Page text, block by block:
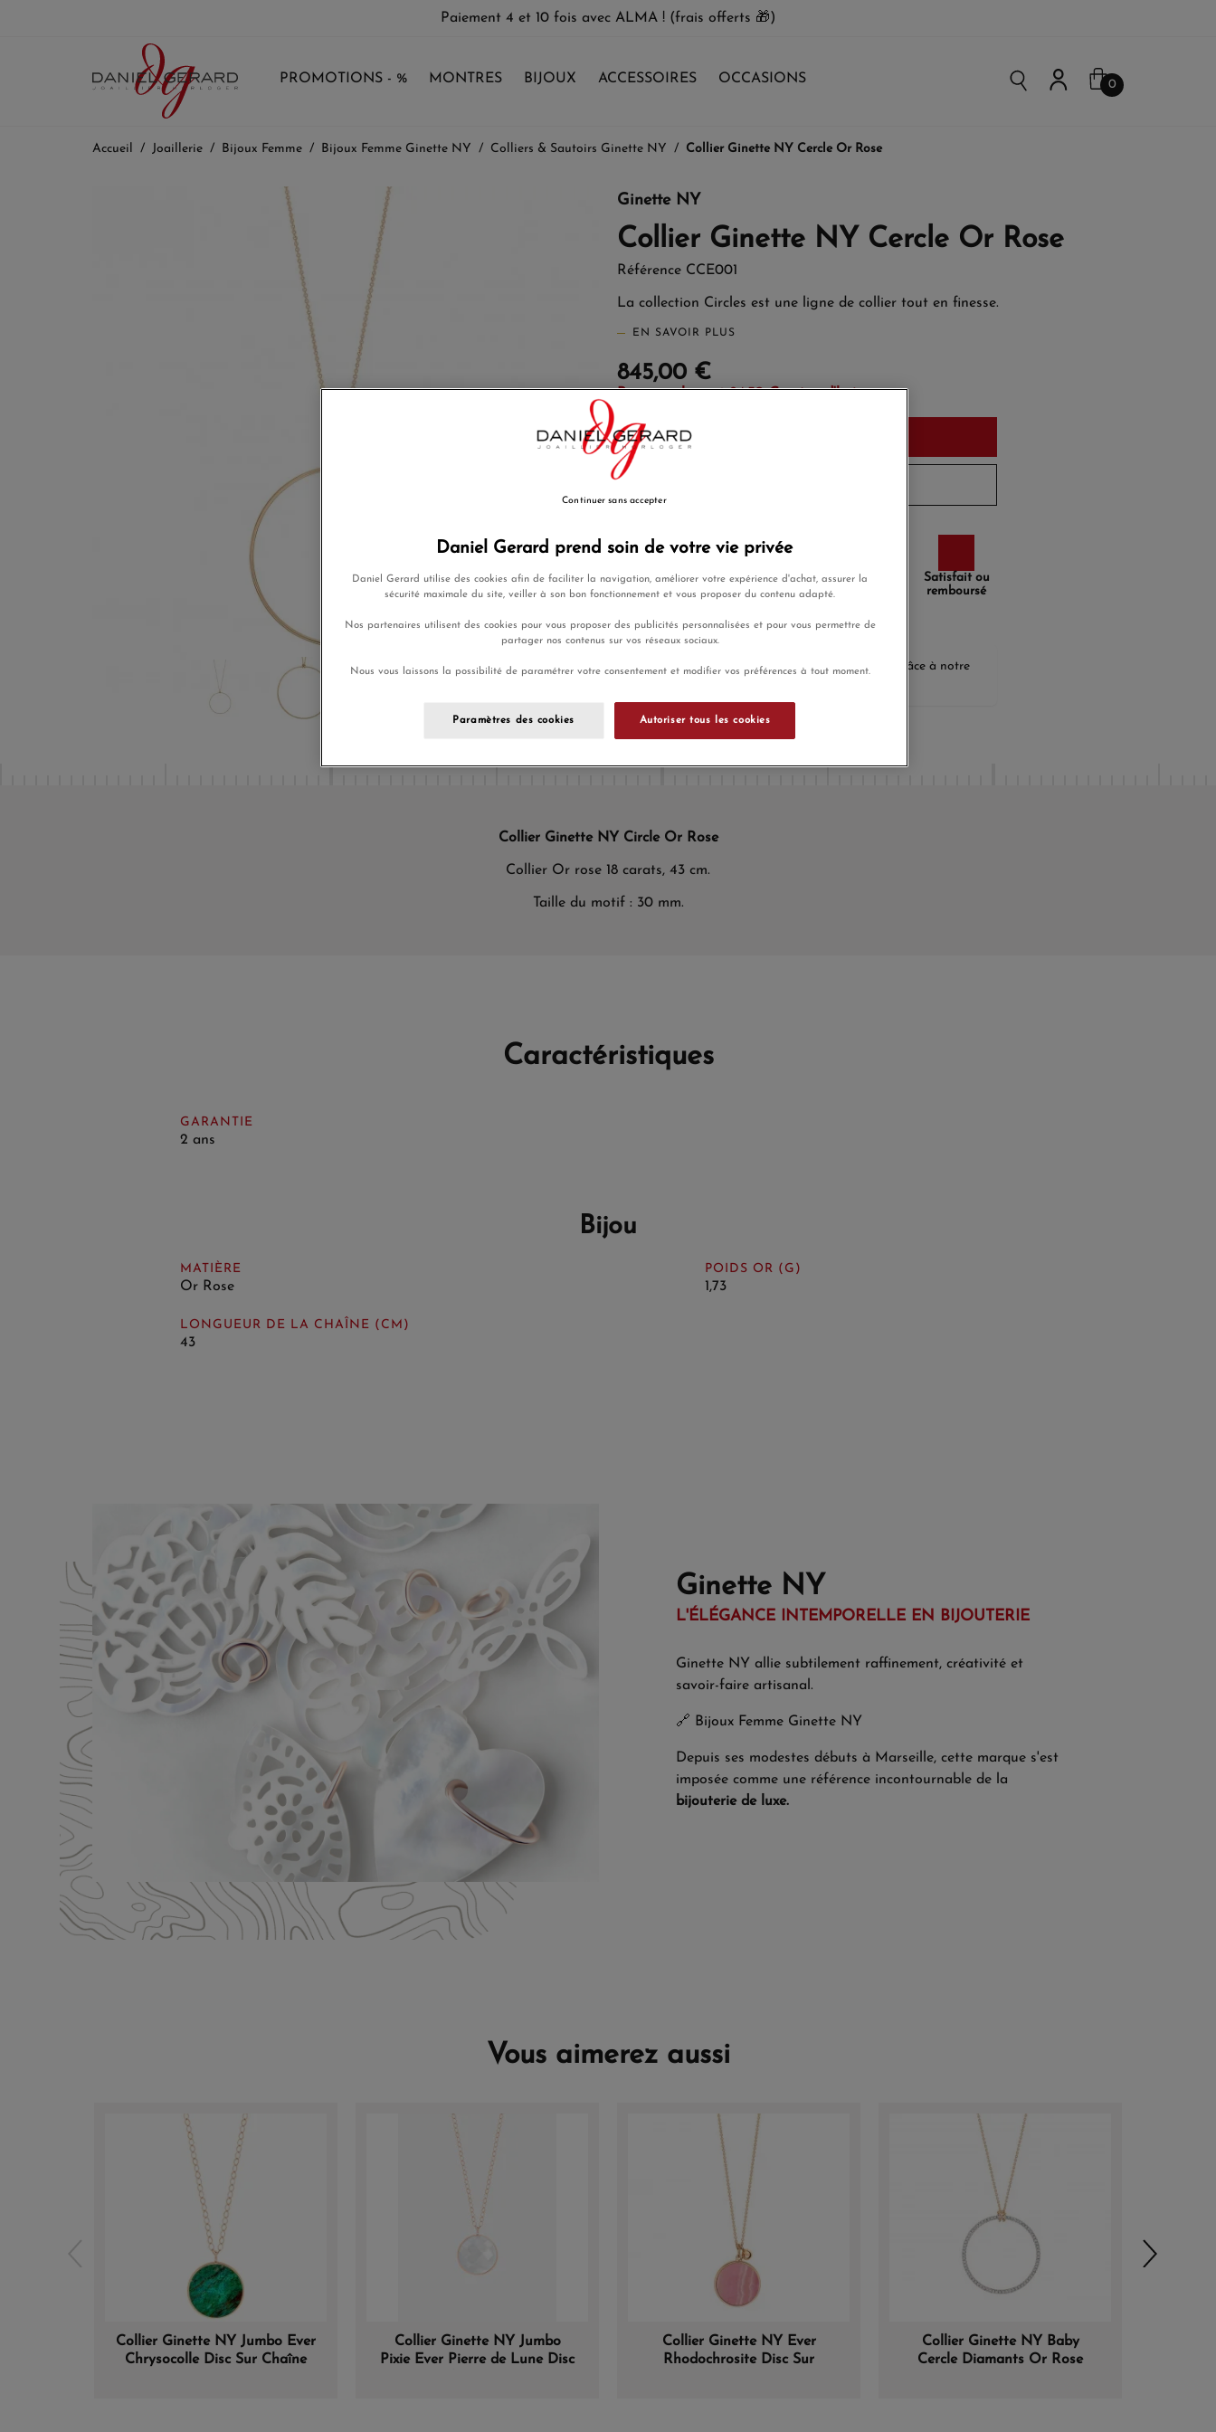
Paiement 4 et 10 fois avec ALMA ! (frais offerts 🎁)
PROMOTIONS - % MONTRES BIJOUX ACCESSOIRES OCCASIONS 0
Accueil Joaillerie Bijoux Femme Bijoux Femme Ginette NY Colliers & Sautoirs Ginette NY Collier Ginette NY Cercle Or Rose
Ginette NY
Collier Ginette NY Cercle Or Rose
Référence CCE001
La collection Circles est une ligne de collier tout en finesse.
EN SAVOIR PLUS
845,00 €
Payez seulement 84,50 € aujourd'hui
Livraison
gratuite
Payez en 4x
ou 10x sans
frais
Paiement
Satisfait ou
remboursé
En achetant ce produit vous gagnerez25,35 €
grâce à notre
Collier Ginette NY Circle Or Rose
Collier Or rose 18 carats, 43 cm.
Taille du motif : 30 mm.
Caractéristiques
GARANTIE
2 ans
Bijou
MATIÈRE
Or Rose
POIDS OR (G)
1,73
LONGUEUR DE LA CHAÎNE (CM)
43
Ginette NY
L'ÉLÉGANCE INTEMPORELLE EN BIJOUTERIE
Ginette NY allie subtilement raffinement, créativité et
savoir-faire artisanal.
🔗 Bijoux Femme Ginette NY
Depuis ses modestes débuts à Marseille, cette marque s'est
imposée comme une référence incontournable de la
bijouterie de luxe.
Vous aimerez aussi
Collier Ginette NY Jumbo Ever
Chrysocolle Disc Sur Chaîne
Collier Ginette NY Jumbo
Pixie Ever Pierre de Lune Disc
Collier Ginette NY Ever
Rhodochrosite Disc Sur
Collier Ginette NY Baby
Cercle Diamants Or Rose
Daniel Gerard prend soin de votre vie privée
Daniel Gerard utilise des cookies afin de faciliter la navigation, améliorer votre expérience d'achat, assurer la
sécurité maximale du site, veiller à son bon fonctionnement et vous proposer du contenu adapté.
Nos partenaires utilisent des cookies pour vous proposer des publicités personnalisées et pour vous permettre de
partager nos contenus sur vos réseaux sociaux.
Nous vous laissons la possibilité de paramétrer votre consentement et modifier vos préférences à tout moment.
Paramètres des cookies Autoriser tous les cookies
Continuer sans accepter